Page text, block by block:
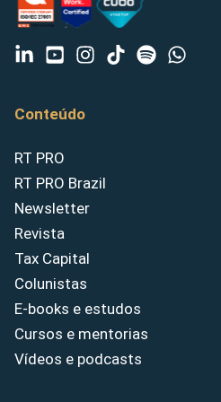
Conteúdo
RT PRO
RT PRO Brazil
Newsletter
Revista
Tax Capital
Colunistas
E-books e estudos
Cursos e mentorias
Vídeos e podcasts